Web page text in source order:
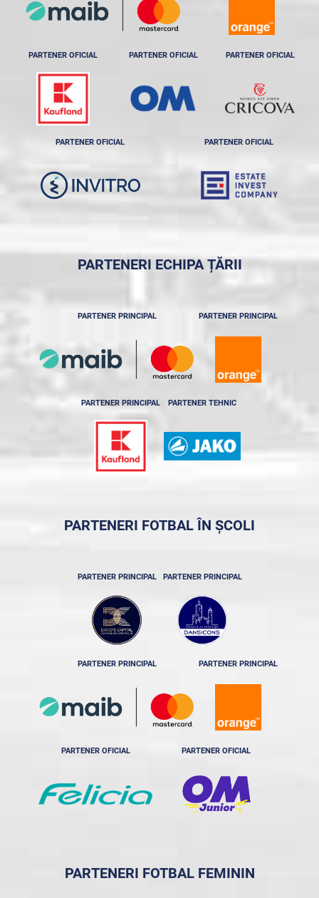
PARTENER OFICIAL PARTENER OFICIAL PARTENER OFICIAL
PARTENER OFICIAL PARTENER OFICIAL
PARTENERI ECHIPA ȚĂRII
PARTENER PRINCIPAL PARTENER PRINCIPAL
PARTENER PRINCIPAL PARTENER TEHNIC
PARTENERI FOTBAL ÎN ȘCOLI
PARTENER PRINCIPAL PARTENER PRINCIPAL
PARTENER PRINCIPAL PARTENER PRINCIPAL
PARTENER OFICIAL PARTENER OFICIAL
PARTENERI FOTBAL FEMININ